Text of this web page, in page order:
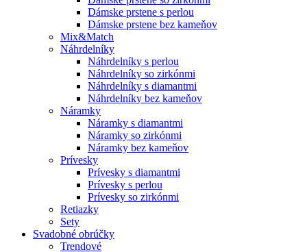
Dámske prstene s perlou
Dámske prstene bez kameňov
Mix&Match
Náhrdelníky
Náhrdelníky s perlou
Náhrdelníky so zirkónmi
Náhrdelníky s diamantmi
Náhrdelníky bez kameňov
Náramky
Náramky s diamantmi
Náramky so zirkónmi
Náramky bez kameňov
Prívesky
Prívesky s diamantmi
Prívesky s perlou
Prívesky so zirkónmi
Retiazky
Sety
Svadobné obrúčky
Trendové